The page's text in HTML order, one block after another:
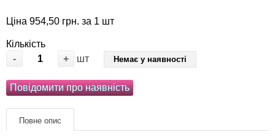
Ціна 954,50 грн. за 1 шт
Кількість
-
+ шт Немає у наявності
Повідомити про наявність
Повне опис
Подарункові сертифікати